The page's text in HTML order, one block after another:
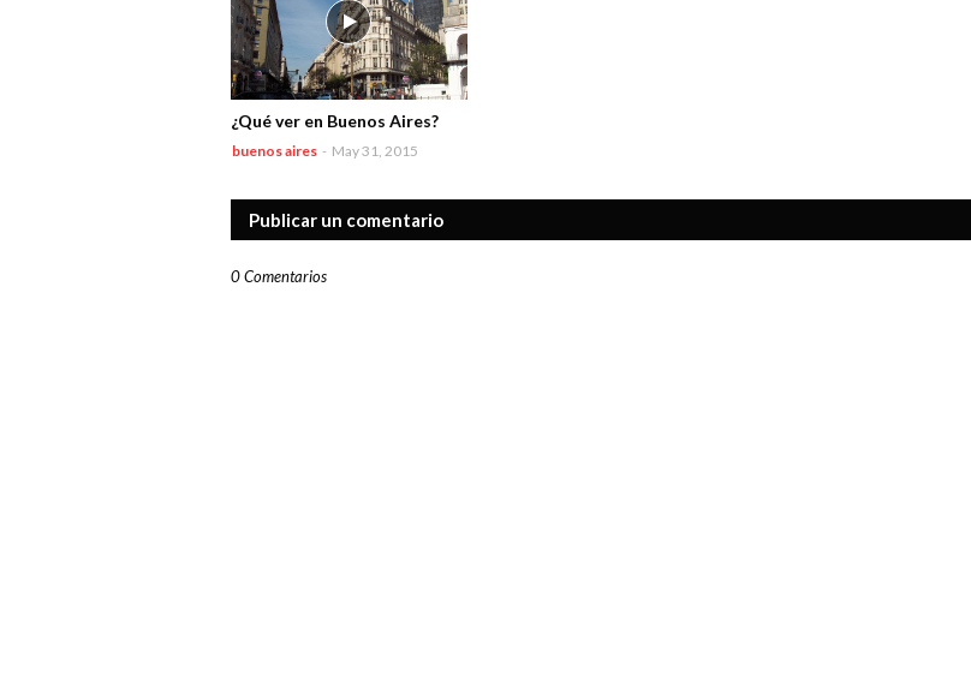
¿Qué ver en Buenos Aires?
buenos aires - May 31, 2015
Publicar un comentario
0 Comentarios